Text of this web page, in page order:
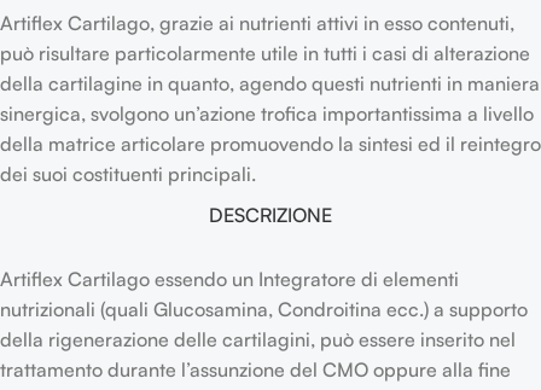
Artiflex Cartilago, grazie ai nutrienti attivi in esso contenuti,
può risultare particolarmente utile in tutti i casi di alterazione
della cartilagine in quanto, agendo questi nutrienti in maniera
sinergica, svolgono un’azione trofica importantissima a livello
della matrice articolare promuovendo la sintesi ed il reintegro
dei suoi costituenti principali.
DESCRIZIONE
Artiflex Cartilago essendo un Integratore di elementi
nutrizionali (quali Glucosamina, Condroitina ecc.) a supporto
della rigenerazione delle cartilagini, può essere inserito nel
trattamento durante l’assunzione del CMO oppure alla fine